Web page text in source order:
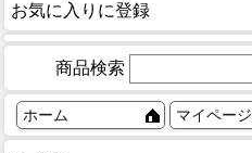
お気に入りに登録
商品検索
ホーム マイページ